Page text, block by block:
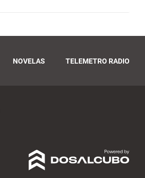
NOVELAS TELEMETRO RADIO